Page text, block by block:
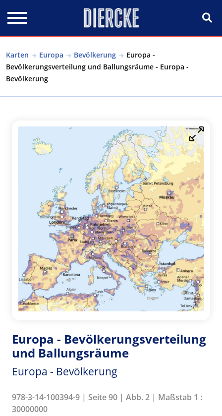
Karten Europa Bevölkerung
Europa -
Bevölkerungsverteilung und Ballungsräume - Europa -
Bevölkerung
Europa - Bevölkerungsverteilung
und Ballungsräume
Europa - Bevölkerung
978-3-14-100394-9 | Seite 90 | Abb. 2 | Maßstab 1 :
30000000